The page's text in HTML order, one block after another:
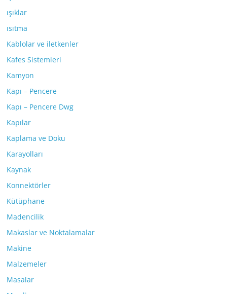
ışıklar
ısıtma
Kablolar ve iletkenler
Kafes Sistemleri
Kamyon
Kapı – Pencere
Kapı – Pencere Dwg
Kapılar
Kaplama ve Doku
Karayolları
Kaynak
Konnektörler
Kütüphane
Madencilik
Makaslar ve Noktalamalar
Makine
Malzemeler
Masalar